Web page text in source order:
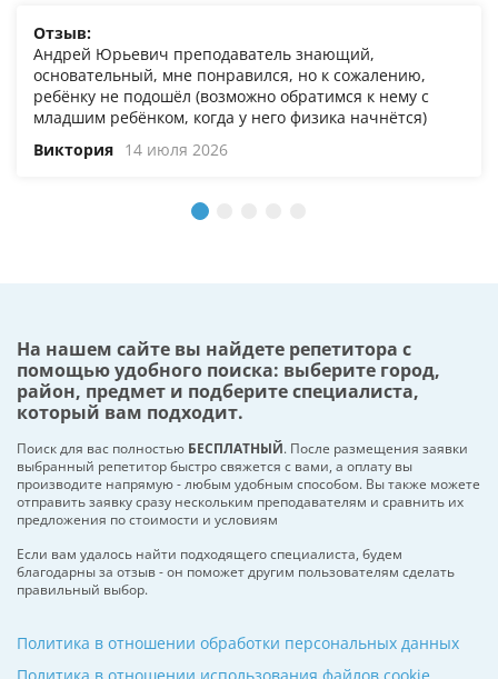
Отзыв:
Андрей Юрьевич преподаватель знающий,
основательный, мне понравился, но к сожалению,
ребёнку не подошёл (возможно обратимся к нему с
младшим ребёнком, когда у него физика начнётся)
Виктория 14 июля 2026
На нашем сайте вы найдете репетитора с
помощью удобного поиска: выберите город,
район, предмет и подберите специалиста,
который вам подходит.
Поиск для вас полностью БЕСПЛАТНЫЙ. После размещения заявки
выбранный репетитор быстро свяжется с вами, а оплату вы
производите напрямую - любым удобным способом. Вы также можете
отправить заявку сразу нескольким преподавателям и сравнить их
предложения по стоимости и условиям
Если вам удалось найти подходящего специалиста, будем
благодарны за отзыв - он поможет другим пользователям сделать
правильный выбор.
Политика в отношении обработки персональных данных